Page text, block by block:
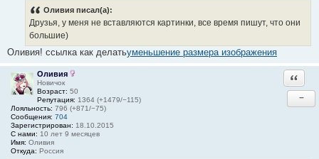
Оливия писал(а):
Друзья, у меня не вставляются картинки, все время пишут, что они
большие)
Оливия! ссылка как делатьуменьшение размера изображения
Оливия
Новичок
Возраст: 50
Репутация: 1364 (+1479/−115)
Лояльность: 796 (+871/−75)
Сообщения: 704
Зарегистрирован: 18.10.2015
С нами: 10 лет 9 месяцев
Имя: Оливия
Откуда: Россия
−